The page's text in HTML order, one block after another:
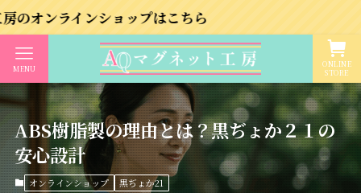
ンショップはこちら
ONLINE
STORE
MENU
ABS樹脂製の理由とは？黒ぢょか２１の
安心設計
オンラインショップ 黒ぢょか21